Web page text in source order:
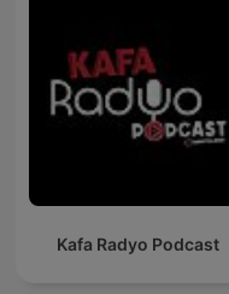
Kafa Radyo Podcast